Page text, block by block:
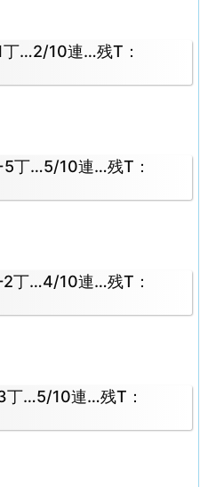
…2/10連…残T：
…5/10連…残T：
丁…4/10連…残T：
…5/10連…残T：